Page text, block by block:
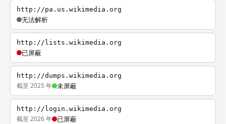
http://pa.us.wikimedia.org
无法解析
http://lists.wikimedia.org
已屏蔽
http://dumps.wikimedia.org
截至 2025 年 未屏蔽
http://login.wikimedia.org
截至 2026 年 已屏蔽